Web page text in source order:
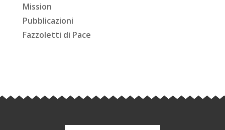
Mission
Pubblicazioni
Fazzoletti di Pace